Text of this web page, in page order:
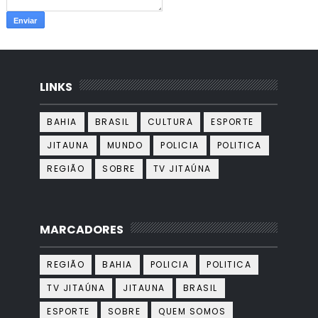
LINKS
BAHIA BRASIL CULTURA
ESPORTE
JITAUNA
MUNDO POLICIA
POLITICA
REGIÃO
SOBRE TV JITAÚNA
MARCADORES
REGIÃO BAHIA POLICIA
POLITICA
TV JITAÚNA
JITAUNA
BRASIL
ESPORTE
SOBRE QUEM SOMOS